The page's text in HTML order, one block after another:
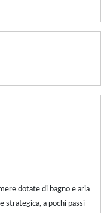
dotate di bagno e aria
strategica, a pochi passi